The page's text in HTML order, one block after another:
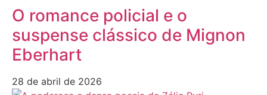
O romance policial e o
suspense clássico de Mignon
Eberhart
28 de abril de 2026